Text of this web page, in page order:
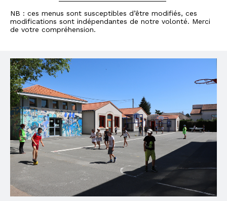
NB : ces menus sont susceptibles d’être modifiés, ces
modifications sont indépendantes de notre volonté. Merci
de votre compréhension.